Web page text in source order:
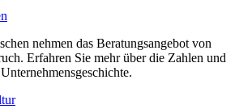
nehmen das Beratungsangebot von
Erfahren Sie mehr über die Zahlen und